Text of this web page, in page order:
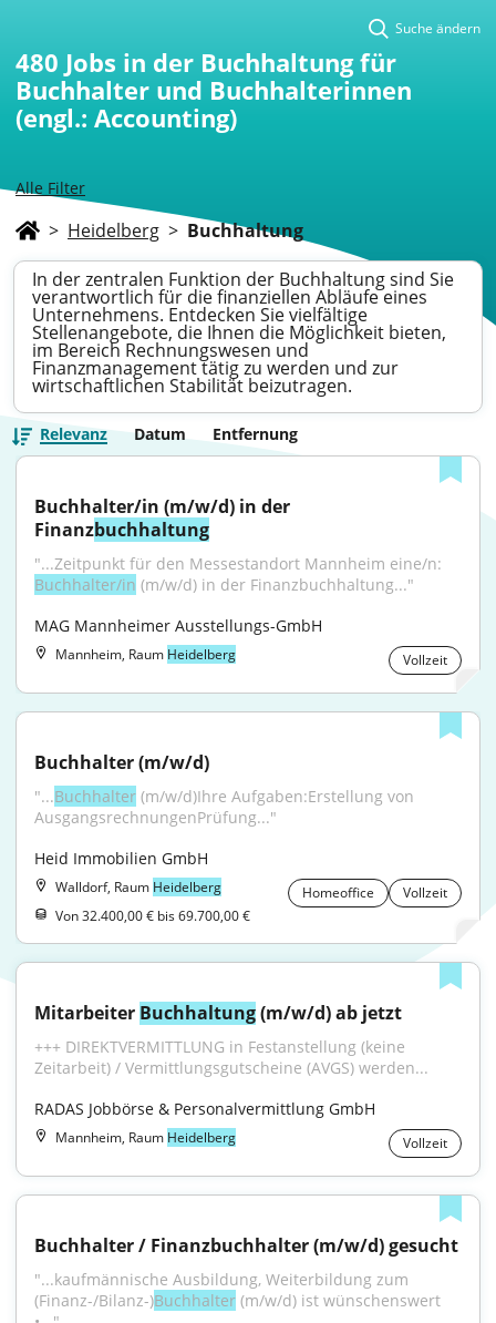
Alle Filter
Suche ändern
480 Jobs in der Buchhaltung für
Buchhalter und Buchhalterinnen
(engl.: Accounting)
> Heidelberg > Buchhaltung
In der zentralen Funktion der Buchhaltung sind Sie
verantwortlich für die finanziellen Abläufe eines
Unternehmens. Entdecken Sie vielfältige
Stellenangebote, die Ihnen die Möglichkeit bieten,
im Bereich Rechnungswesen und
Finanzmanagement tätig zu werden und zur
wirtschaftlichen Stabilität beizutragen.
Relevanz Datum Entfernung
Buchhalter/in (m/w/d) in der
Finanzbuchhaltung
Buchhalter/in (m/w/d) in der Finanzbuchhaltung..."
MAG Mannheimer Ausstellungs-GmbH
Mannheim, Raum Heidelberg Vollzeit
Buchhalter (m/w/d)
"...Buchhalter (m/w/d)Ihre Aufgaben:Erstellung von
AusgangsrechnungenPrüfung..."
Heid Immobilien GmbH
Walldorf, Raum Heidelberg Homeoffice
Vollzeit
Von 32.400,00 € bis 69.700,00 €
Mitarbeiter Buchhaltung (m/w/d) ab jetzt
+++ DIREKTVERMITTLUNG in Festanstellung (keine
Zeitarbeit) / Vermittlungsgutscheine (AVGS) werden...
RADAS Jobbörse & Personalvermittlung GmbH
Mannheim, Raum Heidelberg Vollzeit
Buchhalter / Finanzbuchhalter (m/w/d) gesucht
"...kaufmännische Ausbildung, Weiterbildung zum
(Finanz-/Bilanz-)Buchhalter (m/w/d) ist wünschenswert